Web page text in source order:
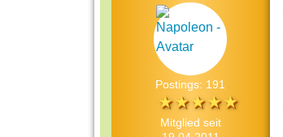
Postings: 191
Mitglied seit